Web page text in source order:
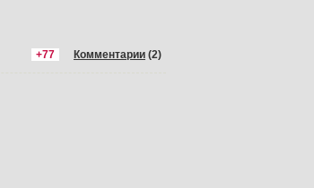
+77 Комментарии (2)